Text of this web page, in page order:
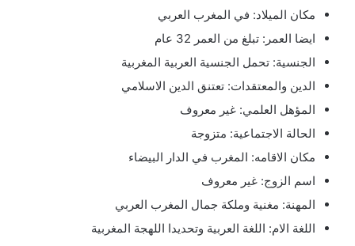
مكان الميلاد: في المغرب العربي
ايضا العمر: تبلغ من العمر 32 عام
الجنسية: تحمل الجنسية العربية المغربية
الدين والمعتقدات: تعتنق الدين الاسلامي
المؤهل العلمي: غير معروف
الحالة الاجتماعية: متزوجة
مكان الاقامه: المغرب في الدار البيضاء
اسم الزوج: غير معروف
المهنة: مغنية وملكة جمال المغرب العربي
اللغة الام: اللغة العربية وتحديدا اللهجة المغربية